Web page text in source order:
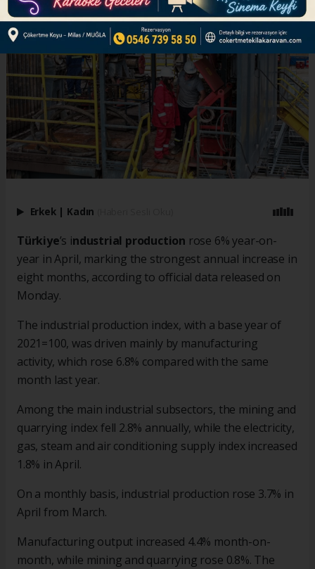
Erkek | Kadın
Türkiye’s industrial production rose 6% year-on-
year in April, marking the strongest annual increase in
eight months, according to official data released on
Monday.
The industrial production index, with a base year of
2021=100, was driven mainly by manufacturing
activity, which rose 6.8% compared with the same
month last year.
Among the main industrial subsectors, the mining and
quarrying index fell 2.8% annually, while the electricity,
gas, steam and air conditioning supply index increased
1.8% in April.
On a monthly basis, industrial production rose 3.7% in
April from March.
Manufacturing output increased 4.4% month-on-
month, while mining and quarrying rose 0.8%. The